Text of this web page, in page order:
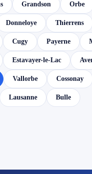
Grandson Orbe
Donneloye Thierrens
Cugy Payerne
Estavayer-le-Lac
Vallorbe Cossonay
Lausanne Bulle